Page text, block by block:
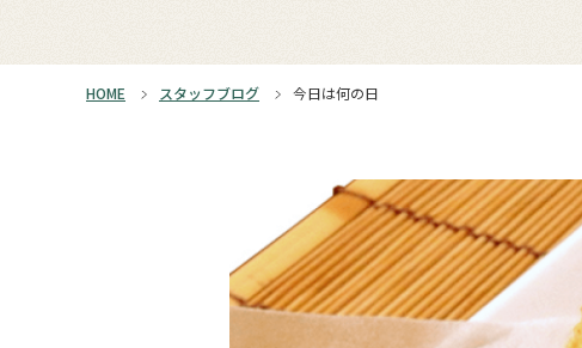
HOME スタッフブログ 今日は何の日